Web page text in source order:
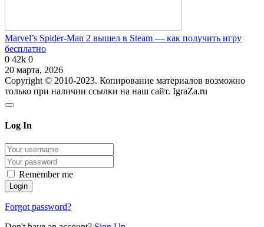
Marvel’s Spider-Man 2 вышел в Steam — как получить игру
бесплатно
0 42k 0
20 марта, 2026
Copyright © 2010-2023. Копирование материалов возможно
только при наличии ссылки на наш сайт. IgraZa.ru
Log In
Remember me
Forgot password?